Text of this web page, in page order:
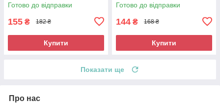
Готово до відправки
155 ₴ 182 ₴
Купити
Готово до відправки
144 ₴ 168 ₴
Купити
Показати ще
Про нас